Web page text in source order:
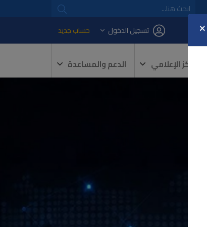
تسجيل الدخول حساب جديد
المركز الإعلامي الدعم والمساعدة
×